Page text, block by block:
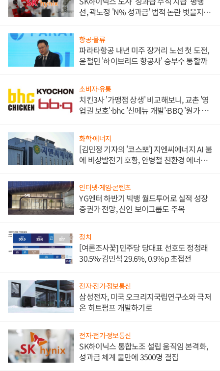
선, 곽노정 'N% 성과급' 법적 논란 벗을지 주
항공·물류
파라타항공 내년 미주 장거리 노선 첫 도전,
윤철민 '하이브리드 항공사' 승부수 통할까
소비자·유통
치킨3사 '가맹점 상생' 비교해보니, 교촌 '영
업권 보호'·bhc '신메뉴 개발'·BBQ '원가 부
화학·에너지
[김민정 기자의 '코스뽀'] 지엔씨에너지 AI 붐
에 비상발전기 호황, 안병철 친환경 에너지
인터넷·게임·콘텐츠
YG엔터 하반기 빅뱅 월드투어로 실적 성장
증권가 전망, 신인 보이그룹도 주목
정치
[여론조사꽃] 민주당 당대표 선호도 정청래
30.5%·김민석 29.6%, 0.9%p 초접전
전자·전기·정보통신
삼성전자, 미국 오크리지국립연구소와 극저
온 히트펌프 개발하기로
전자·전기·정보통신
SK하이닉스 통합노조 설립 움직임 본격화,
성과급 체계 불만에 3500명 결집